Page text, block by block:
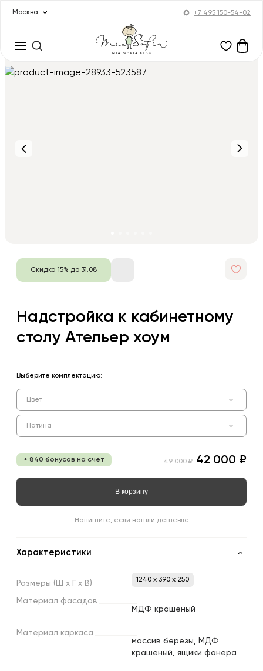
Москва +7 495 150-54-02
Скидка 15% до 31.08
Надстройка к кабинетному
столу Ательер хоум
Выберите комплектацию:
Цвет
Патина
+ 840 бонусов на счет 49 000 ₽ 42 000 ₽
В корзину
Напишите, если нашли дешевле
Характеристики
Размеры (Ш х х В) 1240 x 390 x 250
Материал фасадов
МДФ крашеный
Материал каркаса
массив березы, МДФ
крашеный, ящики фанера